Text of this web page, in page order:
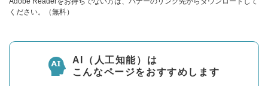
ください。（無料）
AI（人工知能）は
こんなページをおすすめします